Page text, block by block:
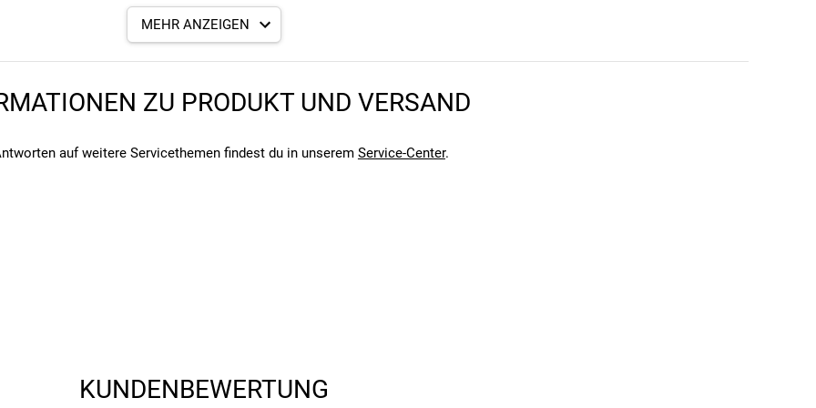
und festem Schlauchanschluss
MEHR ANZEIGEN
ZU PRODUKT UND VERSAND
auf weitere Servicethemen findest du in unserem Service-Center.
KUNDENBEWERTUNG